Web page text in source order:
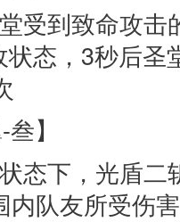
到致命攻击
态，3秒后圣
】
下，光盾二
内队友所受伤